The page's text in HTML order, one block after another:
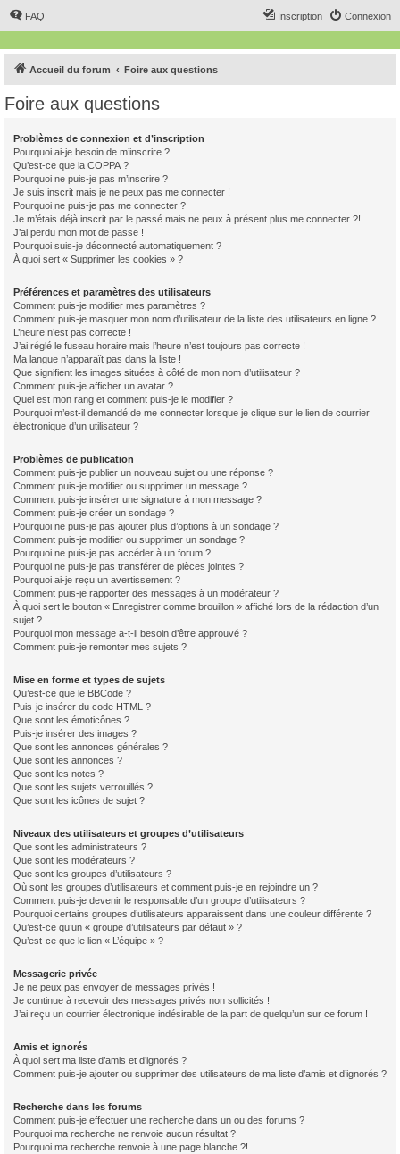
FAQ Connexion
Inscription
Accueil du forum Foire aux questions
Foire aux questions
Problèmes de connexion et d’inscription
Pourquoi ai-je besoin de m’inscrire ?
Qu’est-ce que la COPPA ?
Pourquoi ne puis-je pas m’inscrire ?
Je suis inscrit mais je ne peux pas me connecter !
Pourquoi ne puis-je pas me connecter ?
Je m’étais déjà inscrit par le passé mais ne peux à présent plus me connecter ?!
J’ai perdu mon mot de passe !
Pourquoi suis-je déconnecté automatiquement ?
À quoi sert « Supprimer les cookies » ?
Préférences et paramètres des utilisateurs
Comment puis-je modifier mes paramètres ?
Comment puis-je masquer mon nom d’utilisateur de la liste des utilisateurs en ligne ?
L’heure n’est pas correcte !
J’ai réglé le fuseau horaire mais l’heure n’est toujours pas correcte !
Ma langue n’apparaît pas dans la liste !
Que signifient les images situées à côté de mon nom d’utilisateur ?
Comment puis-je afficher un avatar ?
Quel est mon rang et comment puis-je le modifier ?
Pourquoi m’est-il demandé de me connecter lorsque je clique sur le lien de courrier
électronique d’un utilisateur ?
Problèmes de publication
Comment puis-je publier un nouveau sujet ou une réponse ?
Comment puis-je modifier ou supprimer un message ?
Comment puis-je insérer une signature à mon message ?
Comment puis-je créer un sondage ?
Pourquoi ne puis-je pas ajouter plus d’options à un sondage ?
Comment puis-je modifier ou supprimer un sondage ?
Pourquoi ne puis-je pas accéder à un forum ?
Pourquoi ne puis-je pas transférer de pièces jointes ?
Pourquoi ai-je reçu un avertissement ?
Comment puis-je rapporter des messages à un modérateur ?
À quoi sert le bouton « Enregistrer comme brouillon » affiché lors de la rédaction d’un
sujet ?
Pourquoi mon message a-t-il besoin d’être approuvé ?
Comment puis-je remonter mes sujets ?
Mise en forme et types de sujets
Qu’est-ce que le BBCode ?
Puis-je insérer du code HTML ?
Que sont les émoticônes ?
Puis-je insérer des images ?
Que sont les annonces générales ?
Que sont les annonces ?
Que sont les notes ?
Que sont les sujets verrouillés ?
Que sont les icônes de sujet ?
Niveaux des utilisateurs et groupes d’utilisateurs
Que sont les administrateurs ?
Que sont les modérateurs ?
Que sont les groupes d’utilisateurs ?
Où sont les groupes d’utilisateurs et comment puis-je en rejoindre un ?
Comment puis-je devenir le responsable d’un groupe d’utilisateurs ?
Pourquoi certains groupes d’utilisateurs apparaissent dans une couleur différente ?
Qu’est-ce qu’un « groupe d’utilisateurs par défaut » ?
Qu’est-ce que le lien « L’équipe » ?
Messagerie privée
Je ne peux pas envoyer de messages privés !
Je continue à recevoir des messages privés non sollicités !
J’ai reçu un courrier électronique indésirable de la part de quelqu’un sur ce forum !
Amis et ignorés
À quoi sert ma liste d’amis et d’ignorés ?
Comment puis-je ajouter ou supprimer des utilisateurs de ma liste d’amis et d’ignorés ?
Recherche dans les forums
Comment puis-je effectuer une recherche dans un ou des forums ?
Pourquoi ma recherche ne renvoie aucun résultat ?
Pourquoi ma recherche renvoie à une page blanche ?!